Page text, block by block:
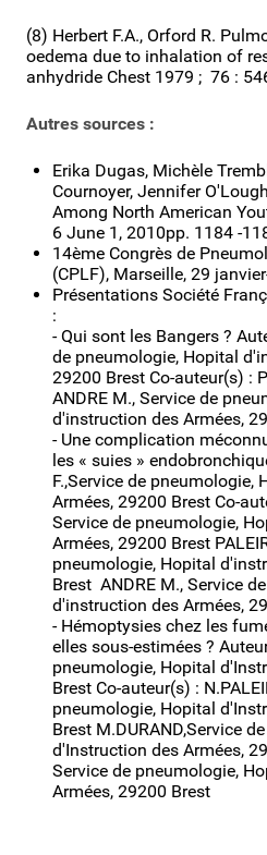
(8) Herbert F.A., Orford R.
oedema due to inhalation of
anhydride Chest 1979 ; 76 :
Autres sources :
Erika Dugas, Michèle
Cournoyer, Jennifer
Among North American
6 June 1, 2010pp. 1184 -
14ème Congrès de
(CPLF), Marseille, 29
Présentations Société
:
- Qui sont les Bangers ?
de pneumologie, Hopital
29200 Brest Co-auteur(s) :
ANDRE M., Service de
d'instruction des Armées,
- Une complication
les « suies »
F.,Service de
Armées, 29200 Brest Co-
Service de pneumologie,
Armées, 29200 Brest
pneumologie, Hopital
Brest ANDRE M., Service
d'instruction des Armées,
- Hémoptysies chez les
elles sous-estimées ?
pneumologie, Hopital
Brest Co-auteur(s) :
pneumologie, Hopital
Brest M.DURAND,Service
d'Instruction des Armées,
Service de pneumologie,
Armées, 29200 Brest